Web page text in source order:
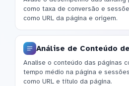
como taxa de conversão e
como URL da página e origem.
Análise de Conteúdo
Analise o conteúdo das páginas
tempo médio na página e
como URL e título da página.